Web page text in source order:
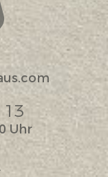
Uhr